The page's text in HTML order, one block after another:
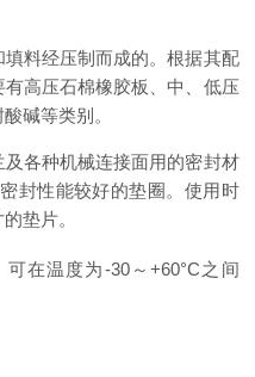
填料经压制而成的。根据其配
高压石棉橡胶板、中、低压
酸碱等类别。
各种机械连接面用的密封材
封性能较好的垫圈。使用时
垫片。
在温度为-30～+60°C之间